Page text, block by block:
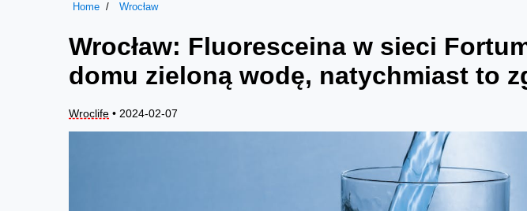
Home Wrocław
Wrocław: Fluoresceina w sieci
domu zieloną wodę, natychmiast to
Wroclife • 2024-02-07